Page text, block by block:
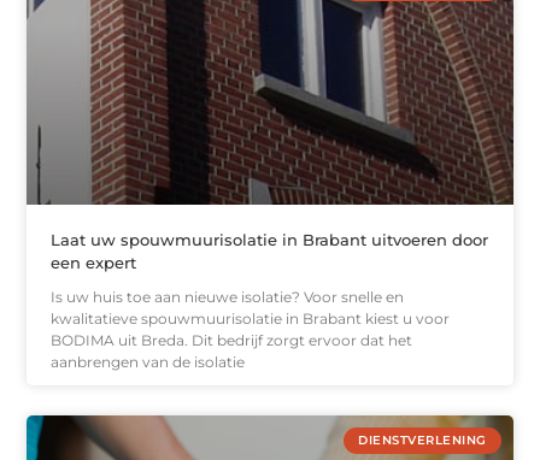
Laat uw spouwmuurisolatie in Brabant uitvoeren door
een expert
Is uw huis toe aan nieuwe isolatie? Voor snelle en
kwalitatieve spouwmuurisolatie in Brabant kiest u voor
BODIMA uit Breda. Dit bedrijf zorgt ervoor dat het
aanbrengen van de isolatie
DIENSTVERLENING